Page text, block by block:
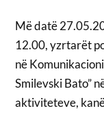
Më datë
12.00, yzrtarët
në
Smilevski Bato”
aktiviteteve,